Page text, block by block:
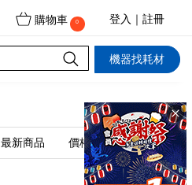
購物車 0 登入｜註冊
機器找耗材
最新商品 價格↑ 價格↓